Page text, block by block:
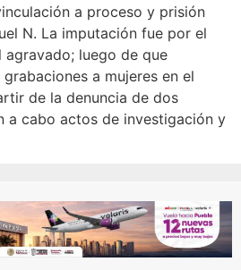
a proceso y prisión
N. La imputación fue por el
luego de que
a mujeres en el
de la denuncia de dos
a cabo actos de investigación y